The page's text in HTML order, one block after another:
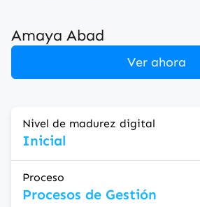
Amaya Abad
Ver ahora
Nivel de madurez digital
Inicial
Proceso
Procesos de Gestión